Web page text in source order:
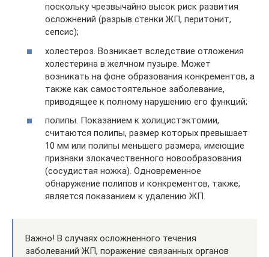
поскольку чрезвычайно высок риск развития
осложнений (разрыв стенки ЖП, перитонит,
сепсис);
холестероз. Возникает вследствие отложения
холестерина в желчном пузыре. Может
возникать на фоне образования конкрементов, а
также как самостоятельное заболевание,
приводящее к полному нарушению его функций;
полипы. Показанием к холицистэктомии,
считаются полипы, размер которых превышает
10 мм или полипы меньшего размера, имеющие
признаки злокачественного новообразования
(сосудистая ножка). Одновременное
обнаружение полипов и конкрементов, также,
является показанием к удалению ЖП.
Важно! В случаях осложненного течения
заболеваний ЖП, поражение связанных органов